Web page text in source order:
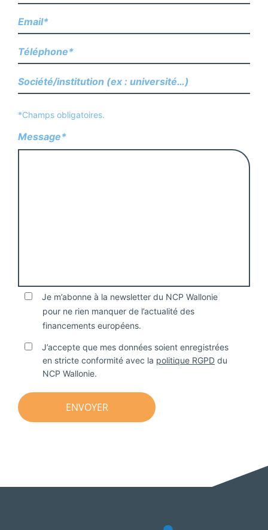
*Champs obligatoires.
Message*
Je m’abonne à la newsletter du NCP Wallonie
pour ne rien manquer de l’actualité des
financements européens.
J’accepte que mes données soient enregistrées
en stricte conformité avec la politique RGPD du
NCP Wallonie.